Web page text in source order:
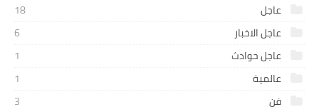
عاجل
18
عاجل الاخبار
6
عاجل حوادث
1
عالمية
1
فن
3